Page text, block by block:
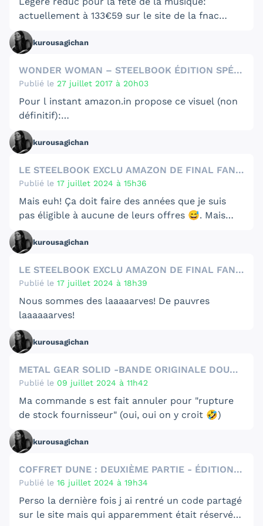
actuellement à 133€59 sur le site de la fnac…
kurousagichan
WONDER WOMAN – STEELBOOK ÉDITION SPÉCIALE FNAC 4K ULTRA HD
Publié le 27 juillet 2017 à 20h03
Pour l instant amazon.in propose ce visuel (non
définitif):
C est très semblable à la pose du sb du Roi
Arthur…
https://editioncollector.fr/wp-
content/uploads/2017/07/81NgN6DfUSL._SL1500_-
kurousagichan
LE STEELBOOK EXCLU AMAZON DE FINAL FANTASY XVI EST EN PROMO
Publié le 17 juillet 2024 à 15h36
Mais euh! Ça doit faire des années que je suis
pas éligible à aucune de leurs offres 😅. Mais
bon 28€ j ai craqué...
kurousagichan
LE STEELBOOK EXCLU AMAZON DE FINAL FANTASY XVI EST EN PROMO
Publié le 17 juillet 2024 à 18h39
Nous sommes des laaaaarves! De pauvres
laaaaaarves!
kurousagichan
METAL GEAR SOLID -BANDE ORIGINALE DOUBLE VINYLE
Publié le 09 juillet 2024 à 11h42
Ma commande s est fait annuler pour "rupture
de stock fournisseur" (oui, oui on y croit 🤣)
kurousagichan
COFFRET DUNE : DEUXIÈME PARTIE - ÉDITION COLLECTOR STEELBOOK SPÉCIALE FNAC
Publié le 16 juillet 2024 à 19h34
Perso la dernière fois j ai rentré un code partagé
sur le site mais qui apparemment était réservé